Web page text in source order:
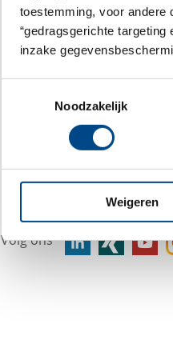
toestemming, voor andere
“gedragsgerichte targeting
inzake
Noodzakelijk
Weigeren
Volg ons